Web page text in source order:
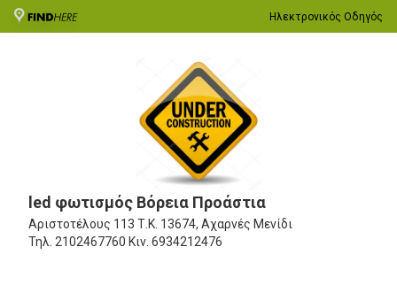
Ηλεκτρονικός Οδηγός
led φωτισμός Βόρεια Προάστια
Αριστοτέλους 113 Τ.Κ. 13674, Αχαρνές Μενίδι
Τηλ. 2102467760 Κιν. 6934212476